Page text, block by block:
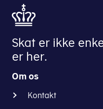
Skat er ikke
er her.
Om os
Kontakt